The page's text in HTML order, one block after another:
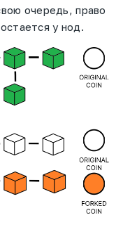
очередь, право
у нод.